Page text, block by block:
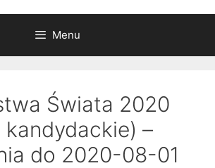
Menu
Świata 2020
kandydackie) –
do 2020-08-01